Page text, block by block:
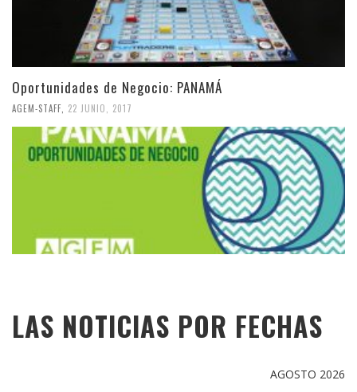
Oportunidades de Negocio: PANAMÁ
AGEM-STAFF, 22 JUNIO, 2017
LAS NOTICIAS POR FECHAS
AGOSTO 2026